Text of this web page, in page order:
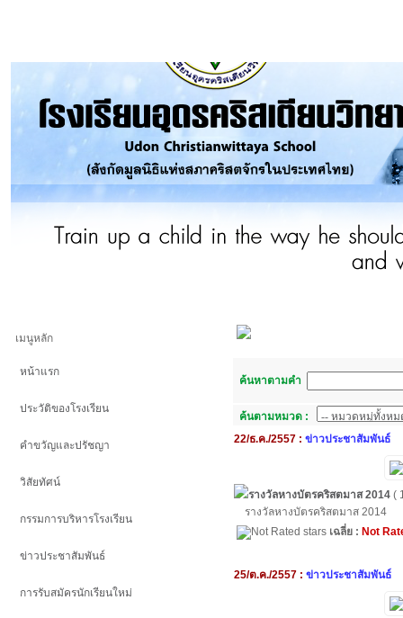
เมนูหลัก
หน้าแรก
ประวัติของโรงเรียน
คำขวัญและปรัชญา
วิสัยทัศน์
กรรมการบริหารโรงเรียน
ข่าวประชาสัมพันธ์
การรับสมัครนักเรียนใหม่
ค้นหาตามคำ
ค้นตามหมวด :
22/ธ.ค./2557 : ข่าวประชาสัมพันธ์
รางวัลหางบัตรคริสตมาส 2014 (
รางวัลหางบัตรคริสตมาส 2014
เฉลี่ย : Not
25/ต.ค./2557 : ข่าวประชาสัมพันธ์